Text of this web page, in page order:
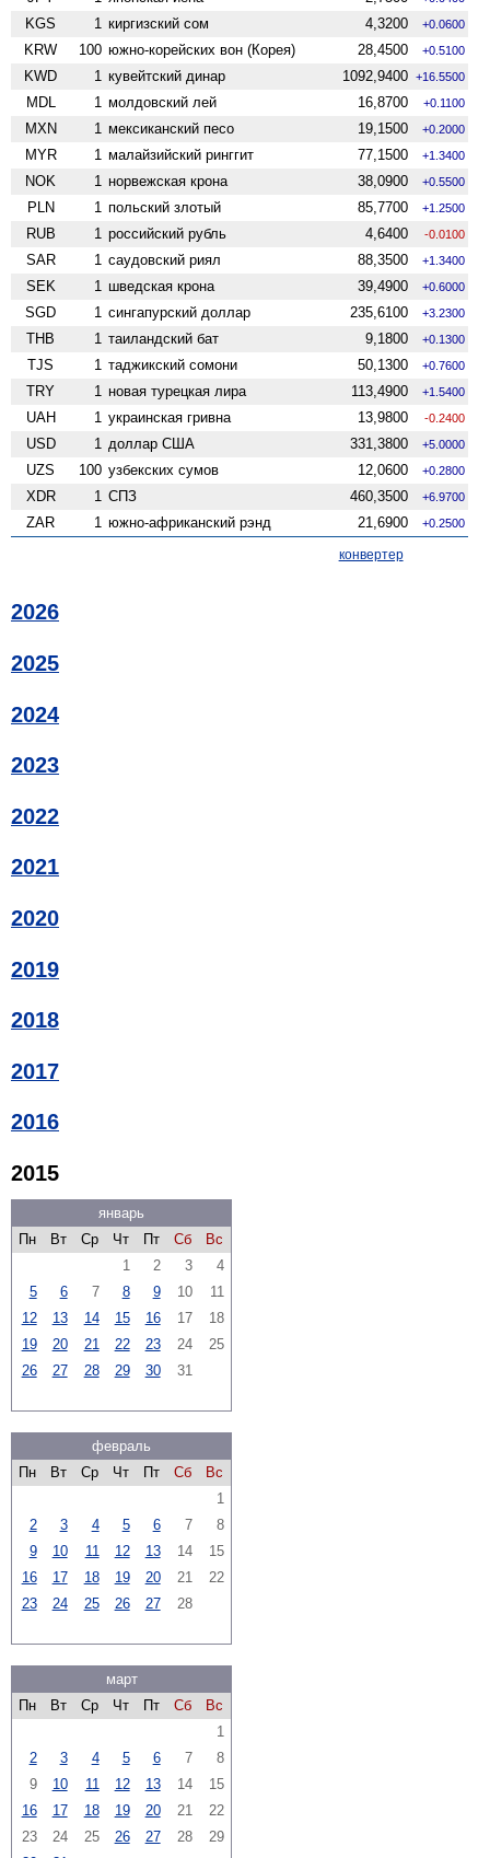
KGS 1 киргизский сом 4,3200 +0.0600
KRW 100 южно-корейских вон (Корея) 28,4500 +0.5100
KWD 1 кувейтский динар 1092,9400 +16.5500
MDL 1 молдовский лей 16,8700 +0.1100
MXN 1 мексиканский песо 19,1500 +0.2000
MYR 1 малайзийский ринггит 77,1500 +1.3400
NOK 1 норвежская крона 38,0900 +0.5500
PLN 1 польский злотый 85,7700 +1.2500
RUB 1 российский рубль 4,6400 -0.0100
SAR 1 саудовский риял 88,3500 +1.3400
SEK 1 шведская крона 39,4900 +0.6000
SGD 1 сингапурский доллар 235,6100 +3.2300
THB 1 таиландский бат 9,1800 +0.1300
TJS 1 таджикский сомони 50,1300 +0.7600
TRY 1 новая турецкая лира 113,4900 +1.5400
UAH 1 украинская гривна 13,9800 -0.2400
USD 1 доллар США 331,3800 +5.0000
UZS 100 узбекских сумов 12,0600 +0.2800
XDR 1 СПЗ 460,3500 +6.9700
ZAR 1 южно-африканский рэнд 21,6900 +0.2500
конвертер
2026
2025
2024
2023
2022
2021
2020
2019
2018
2017
2016
2015
январь
Пн
Вт Ср Чт Пт Сб
Вс
1
2 3
4
5
6 7 8 9 10
11
12
13 14 15 16 17
18
19
20 21 22 23 24
25
26
27 28 29 30 31
февраль
Пн
Вт Ср Чт Пт Сб
Вс
1
2
3 4 5 6 7
8
9
10 11 12 13 14
15
16
17 18 19 20 21
22
23
24 25 26 27 28
март
Пн
Вт Ср Чт Пт Сб
Вс
1
2
3 4 5 6 7
8
9
10 11 12 13 14
15
16
17 18 19 20 21
22
23
24 25 26 27 28
29